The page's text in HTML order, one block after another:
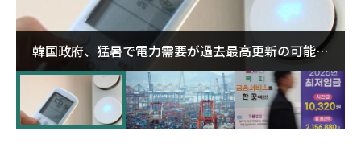
韓国政府、猛暑で電力需要が過去最高更新の可能性
に需給対応体制を点検